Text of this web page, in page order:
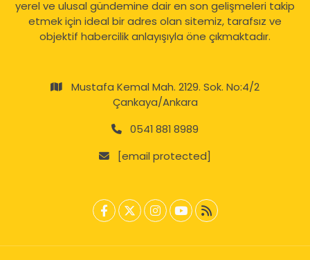
yerel ve ulusal gündemine dair en son gelişmeleri takip
etmek için ideal bir adres olan sitemiz, tarafsız ve
objektif habercilik anlayışıyla öne çıkmaktadır.
Mustafa Kemal Mah. 2129. Sok. No:4/2
Çankaya/Ankara
0541 881 8989
[email protected]